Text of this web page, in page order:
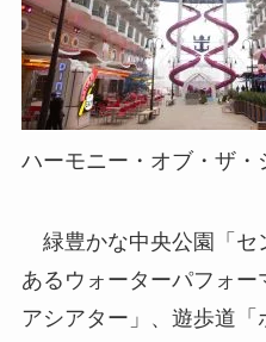
ハーモニー・オブ・ザ・
緑豊かな中央公園「セ
あるウォーターパフォー
アシアター」、遊歩道